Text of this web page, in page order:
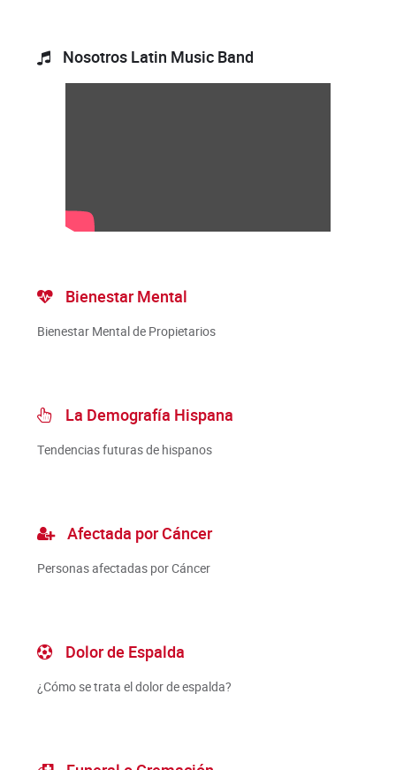
Nosotros Latin Music Band
Bienestar Mental
Bienestar Mental de Propietarios
La Demografía Hispana
Tendencias futuras de hispanos
Afectada por Cáncer
Personas afectadas por Cáncer
Dolor de Espalda
¿Cómo se trata el dolor de espalda?